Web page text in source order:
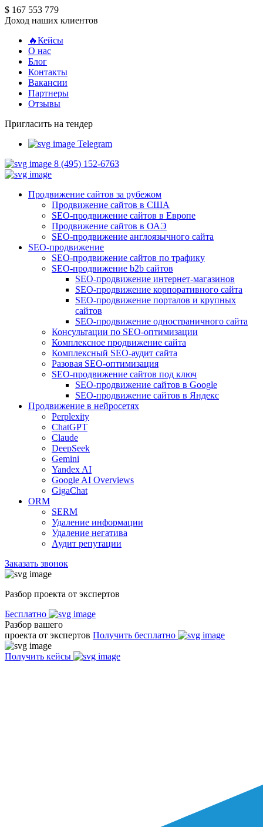
$ 167 553 779
Доход наших клиентов
🔥Кейсы
О нас
Блог
Контакты
Вакансии
Партнеры
Отзывы
Пригласить на тендер
Telegram
8 (495) 152-6763
Продвижение сайтов за рубежом
Продвижение сайтов в США
SEO-продвижение сайтов в Европе
Продвижение сайтов в ОАЭ
SEO-продвижение англоязычного сайта
SEO-продвижение
SEO-продвижение сайтов по трафику
SEO-продвижение b2b сайтов
SEO-продвижение интернет-магазинов
SEO-продвижение корпоративного сайта
SEO-продвижение порталов и крупных
сайтов
SEO-продвижение одностраничного сайта
Консультации по SEO-оптимизации
Комплексное продвижение сайта
Комплексный SEO-аудит сайта
Разовая SEO-оптимизация
SEO-продвижение сайтов под ключ
SEO-продвижение сайтов в Google
SEO-продвижение сайтов в Яндекс
Продвижение в нейросетях
Perplexity
ChatGPT
Claude
DeepSeek
Gemini
Yandex AI
Google AI Overviews
GigaChat
ORM
SERM
Удаление информации
Удаление негатива
Аудит репутации
Заказать звонок
Разбор проекта от экспертов
Бесплатно
Разбор вашего
проекта от экспертов Получить бесплатно
Получить кейсы